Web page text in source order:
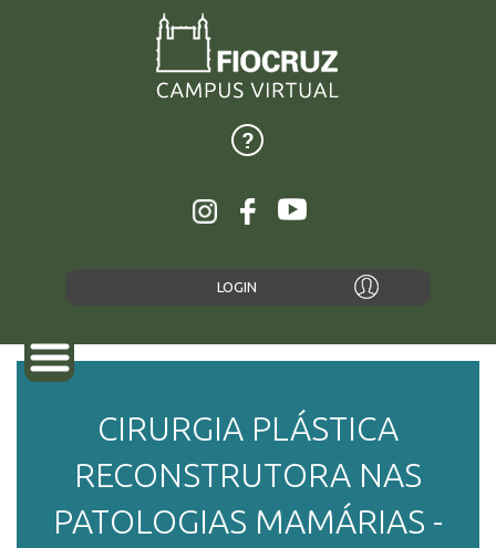
LOGIN
SOBRE
CIRURGIA PLÁSTICA
RECONSTRUTORA NAS
PATOLOGIAS MAMÁRIAS -